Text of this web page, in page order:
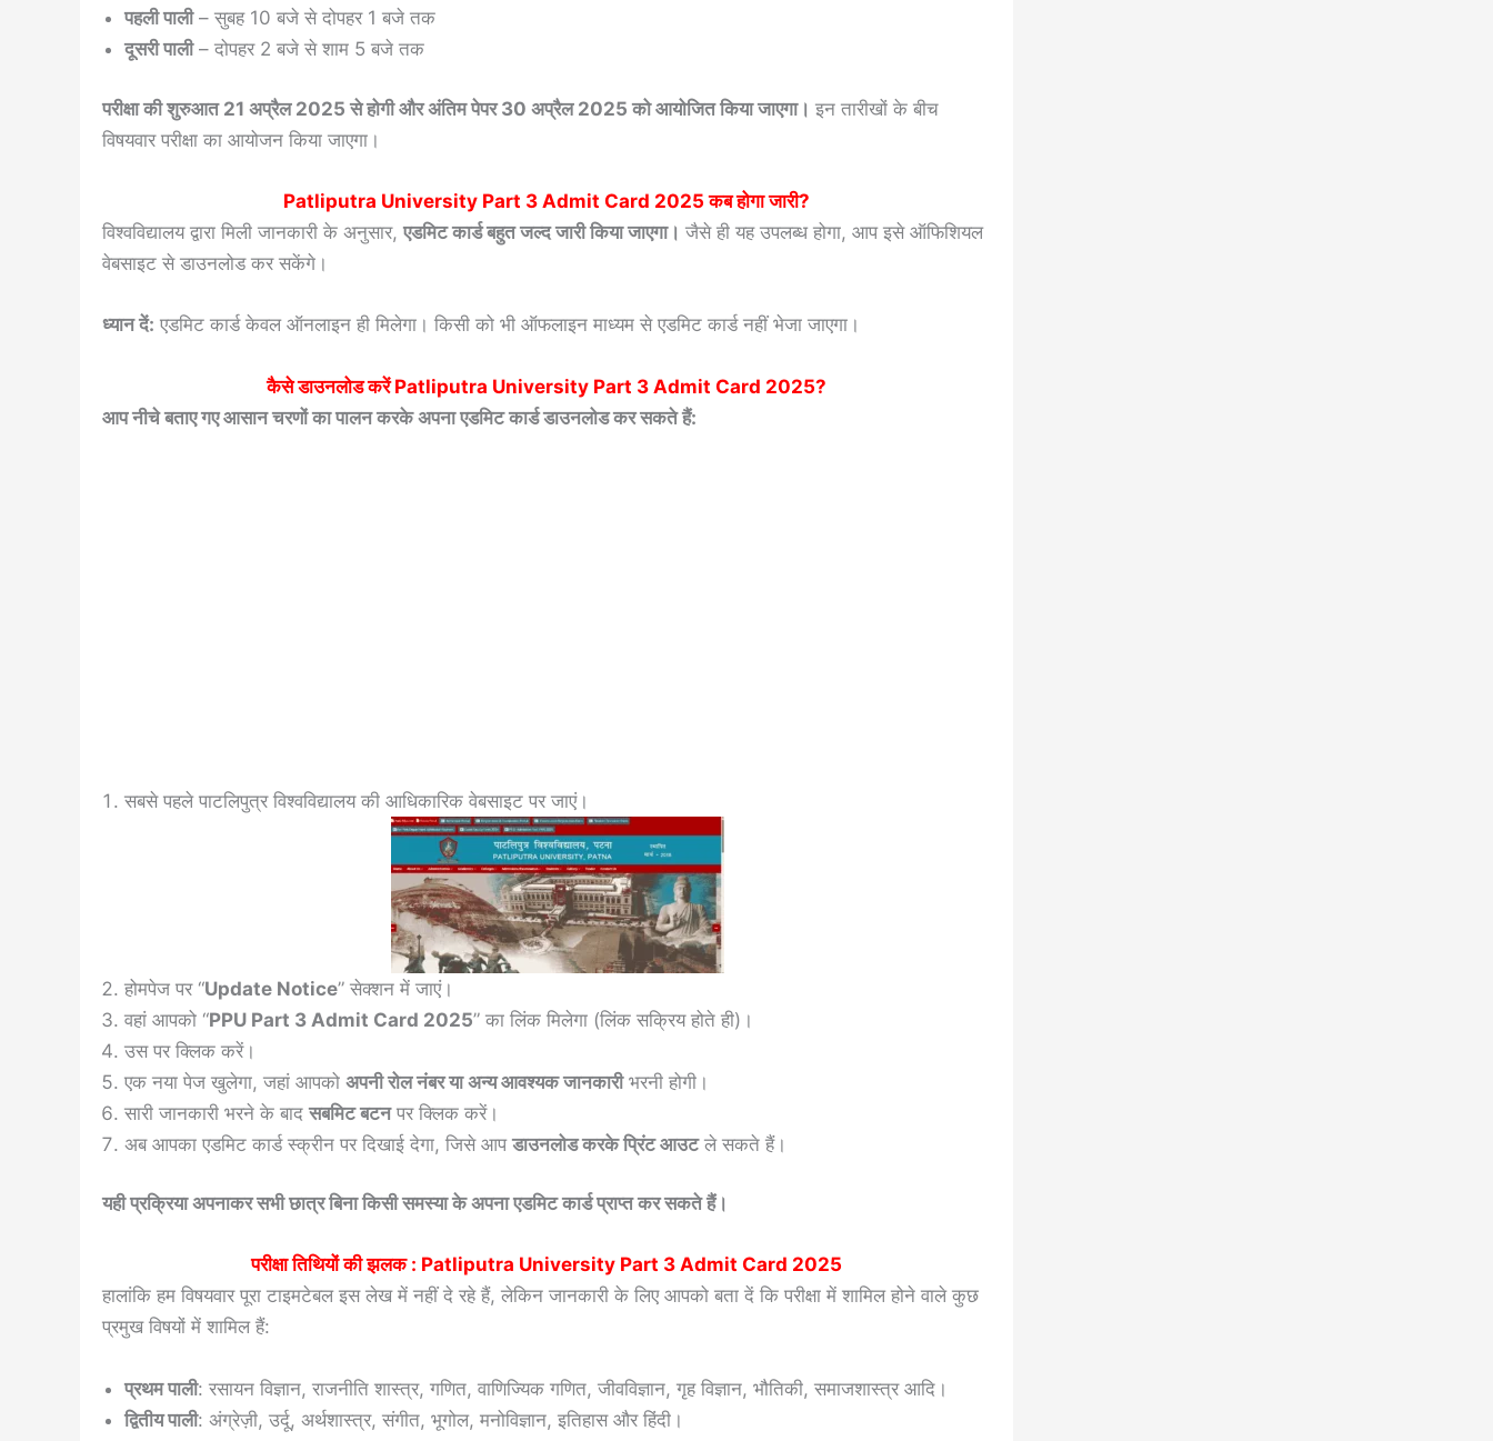
पहली पाली– सुबह 10 बजे से दोपहर 1 बजे तक
दूसरी पाली– दोपहर 2 बजे से शाम 5 बजे तक
परीक्षा की शुरुआत 21 अप्रैल 2025 से होगी और अंतिम पेपर 30 अप्रैल 2025 को आयोजित किया जाएगा। इन तारीखों के बीच
विषयवार परीक्षा का आयोजन किया जाएगा।
Patliputra University Part 3 Admit Card 2025 कब होगा जारी?
विश्वविद्यालय द्वारा मिली जानकारी के अनुसार, एडमिट कार्ड बहुत जल्द जारी किया जाएगा। जैसे ही यह उपलब्ध होगा, आप इसे ऑफिशियल
वेबसाइट से डाउनलोड कर सकेंगे।
ध्यान दें: एडमिट कार्ड केवल ऑनलाइन ही मिलेगा। किसी को भी ऑफलाइन माध्यम से एडमिट कार्ड नहीं भेजा जाएगा।
कैसे डाउनलोड करेंPatliputra University Part 3 Admit Card 2025?
आप नीचे बताए गए आसान चरणों का पालन करके अपना एडमिट कार्ड डाउनलोड कर सकते हैं:
सबसे पहले पाटलिपुत्र विश्वविद्यालय की आधिकारिक वेबसाइट पर जाएं।
होमपेज पर “Update Notice” सेक्शन में जाएं।
वहां आपको “PPU Part 3 Admit Card 2025” का लिंक मिलेगा (लिंक सक्रिय होते ही)।
उस पर क्लिक करें।
एक नया पेज खुलेगा, जहां आपको अपनी रोल नंबर या अन्य आवश्यक जानकारीभरनी होगी।
सारी जानकारी भरने के बाद सबमिट बटनपर क्लिक करें।
अब आपका एडमिट कार्ड स्क्रीन पर दिखाई देगा, जिसे आप डाउनलोड करके प्रिंट आउटले सकते हैं।
यही प्रक्रिया अपनाकर सभी छात्र बिना किसी समस्या के अपना एडमिट कार्ड प्राप्त कर सकते हैं।
परीक्षा तिथियों की झलक : Patliputra University Part 3 Admit Card 2025
हालांकि हम विषयवार पूरा टाइमटेबल इस लेख में नहीं दे रहे हैं, लेकिन जानकारी के लिए आपको बता दें कि परीक्षा में शामिल होने वाले कुछ
प्रमुख विषयों में शामिल हैं:
प्रथम पाली: रसायन विज्ञान, राजनीति शास्त्र, गणित, वाणिज्यिक गणित, जीवविज्ञान, गृह विज्ञान, भौतिकी, समाजशास्त्र आदि।
द्वितीय पाली: अंग्रेज़ी, उर्दू, अर्थशास्त्र, संगीत, भूगोल, मनोविज्ञान, इतिहास और हिंदी।